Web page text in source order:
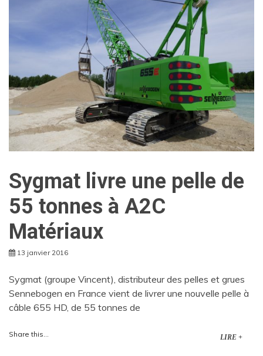
Sygmat livre une pelle de
55 tonnes à A2C
Matériaux
13 janvier 2016
Sygmat (groupe Vincent), distributeur des pelles et grues
Sennebogen en France vient de livrer une nouvelle pelle à
câble 655 HD, de 55 tonnes de
Share this... LIRE +